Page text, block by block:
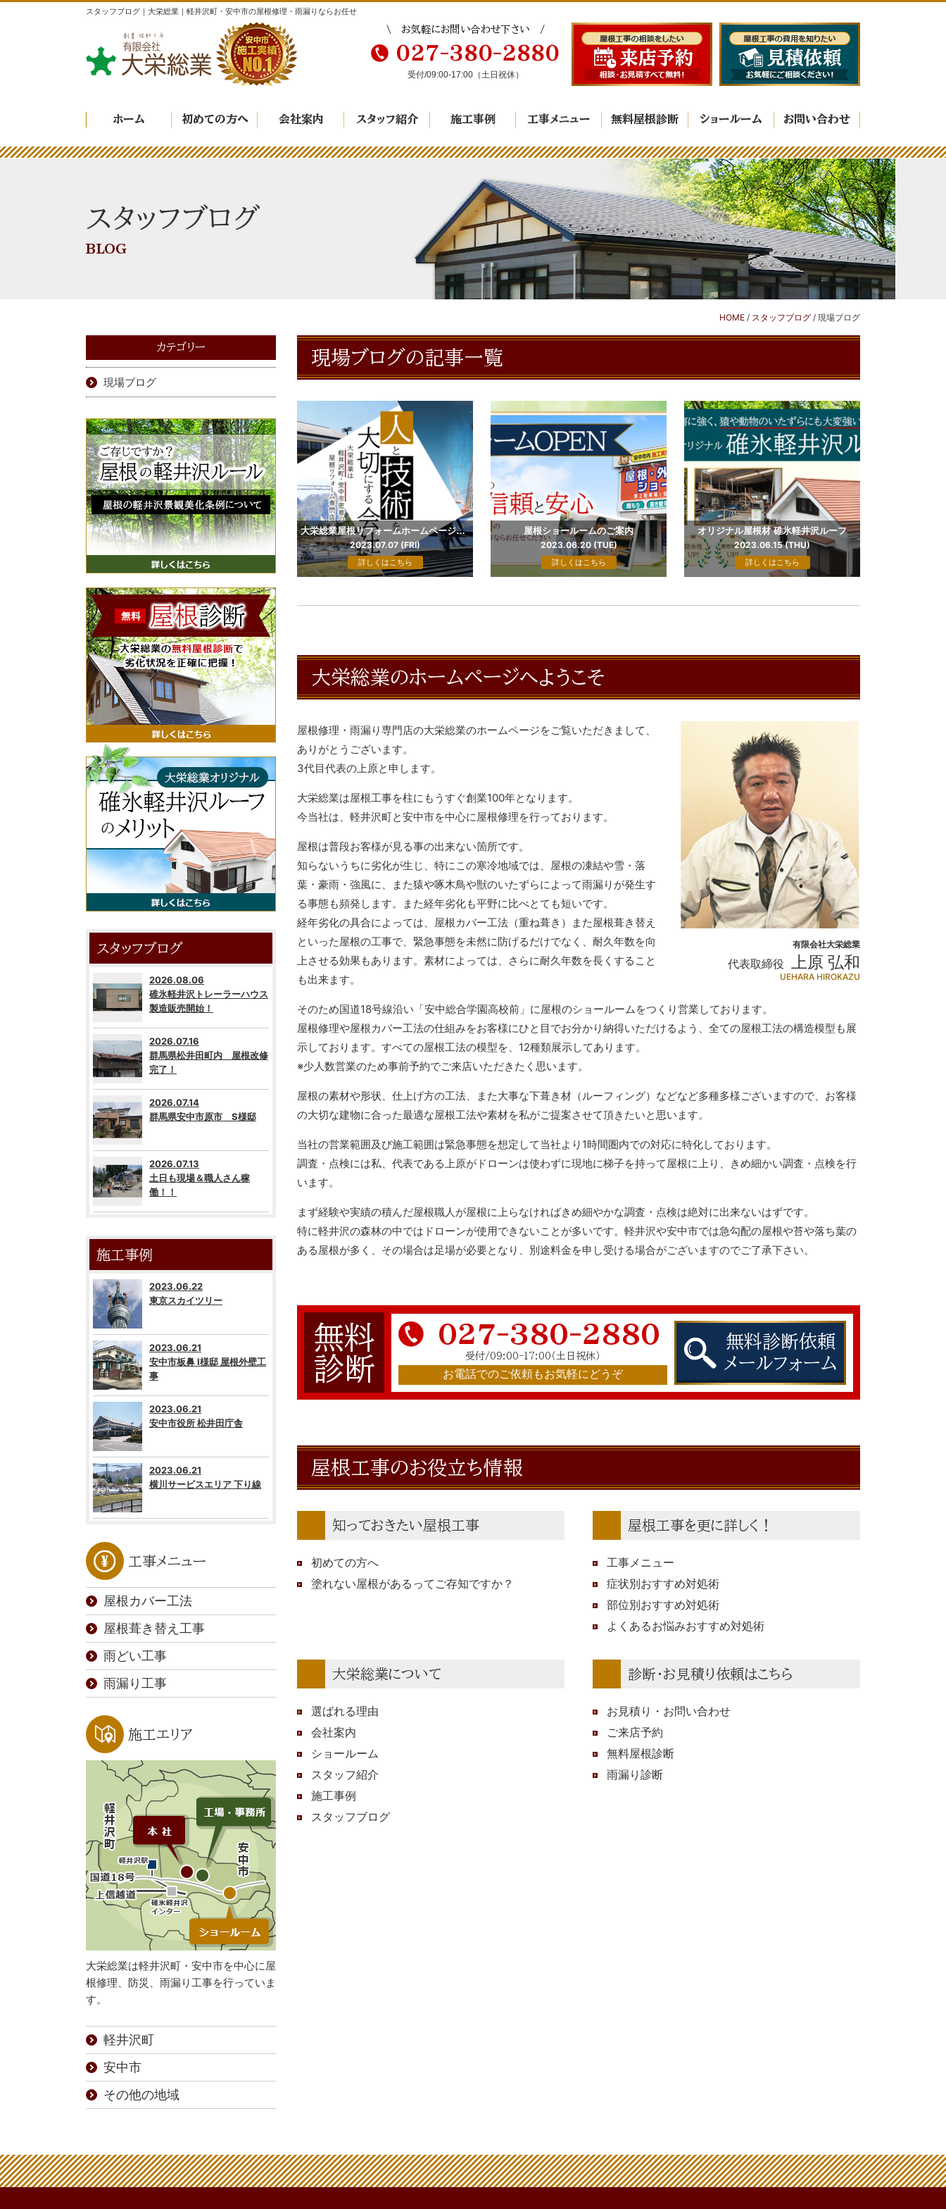
スタッフブログ｜大栄総業｜軽井沢町・安中市の屋根修理・雨漏りならお任せ
お気軽にお問い合わせ下さい
027-380-2880
受付/09:00-17:00（土日祝休）
ホーム 初めての方へ 会社案内 スタッフ紹介 施工事例 工事メニュー 無料屋根診断 ショールーム お問い合わせ
スタッフブログ
BLOG
HOME / スタッフブログ / 現場ブログ
現場ブログの記事一覧
大栄総業屋根リフォームホームページをグランドオープンしました
2023.07.07 (FRI)
詳しくはこちら
屋根ショールームのご案内
2023.06.20 (TUE)
詳しくはこちら
オリジナル屋根材 碓氷軽井沢ルーフ
2023.06.15 (THU)
詳しくはこちら
大栄総業のホームページへようこそ
有限会社大栄総業
代表取締役 上原 弘和
UEHARA HIROKAZU
屋根修理・雨漏り専門店の大栄総業のホームページをご覧いただきまして、
ありがとうございます。
3代目代表の上原と申します。
大栄総業は屋根工事を柱にもうすぐ創業100年となります。
今当社は、軽井沢町と安中市を中心に屋根修理を行っております。
屋根は普段お客様が見る事の出来ない箇所です。
知らないうちに劣化が生じ、特にこの寒冷地域では、屋根の凍結や雪・落
葉・豪雨・強風に、また猿や啄木鳥や獣のいたずらによって雨漏りが発生す
る事態も頻発します。また経年劣化も平野に比べとても短いです。
経年劣化の具合によっては、屋根カバー工法（重ね葺き）また屋根葺き替え
といった屋根の工事で、緊急事態を未然に防げるだけでなく、耐久年数を向
上させる効果もあります。素材によっては、さらに耐久年数を長くすること
も出来ます。
そのため国道18号線沿い「安中総合学園高校前」に屋根のショールームをつくり営業しております。
屋根修理や屋根カバー工法の仕組みをお客様にひと目でお分かり納得いただけるよう、全ての屋根工法の構造模型も展
示しております。すべての屋根工法の模型を、12種類展示してあります。
※少人数営業のため事前予約でご来店いただきたく思います。
屋根の素材や形状、仕上げ方の工法、また大事な下葺き材（ルーフィング）などなど多種多様ございますので、お客様
の大切な建物に合った最適な屋根工法や素材を私がご提案させて頂きたいと思います。
当社の営業範囲及び施工範囲は緊急事態を想定して当社より1時間圏内での対応に特化しております。
調査・点検には私、代表である上原がドローンは使わずに現地に梯子を持って屋根に上り、きめ細かい調査・点検を行
います。
まず経験や実績の積んだ屋根職人が屋根に上らなければきめ細やかな調査・点検は絶対に出来ないはずです。
特に軽井沢の森林の中ではドローンが使用できないことが多いです。軽井沢や安中市では急勾配の屋根や苔や落ち葉の
ある屋根が多く、その場合は足場が必要となり、別途料金を申し受ける場合がございますのでご了承下さい。
無料
診断
027-380-2880
受付/09:00-17:00 （土日祝休）
お電話でのご依頼もお気軽にどうぞ
無料診断依頼
メールフォーム
屋根工事のお役立ち情報
知っておきたい屋根工事
初めての方へ
塗れない屋根があるってご存知ですか？
屋根工事を更に詳しく！
工事メニュー
症状別おすすめ対処術
部位別おすすめ対処術
よくあるお悩みおすすめ対処術
大栄総業について
選ばれる理由
会社案内
ショールーム
スタッフ紹介
施工事例
スタッフブログ
診断・お見積り依頼はこちら
お見積り・お問い合わせ
ご来店予約
無料屋根診断
雨漏り診断
カテゴリー
現場ブログ
スタッフブログ
2026.08.06
碓氷軽井沢トレーラーハウス
製造販売開始！
2026.07.16
群馬県松井田町内 屋根改修
完了！
2026.07.14
群馬県安中市原市 S様邸
2026.07.13
土日も現場＆職人さん稼
働！！
施工事例
2023.06.22
東京スカイツリー
2023.06.21
安中市板鼻 I様邸 屋根外壁工
事
2023.06.21
安中市役所 松井田庁舎
2023.06.21
横川サービスエリア 下り線
工事メニュー
屋根カバー工法
屋根葺き替え工事
雨どい工事
雨漏り工事
施工エリア
大栄総業は軽井沢町・安中市を中心に屋
根修理、防災、雨漏り工事を行っていま
す。
軽井沢町
安中市
その他の地域